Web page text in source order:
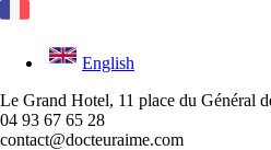
English
Le Grand Hotel, 11 place du Général
04 93 67 65 28
contact@docteuraime.com